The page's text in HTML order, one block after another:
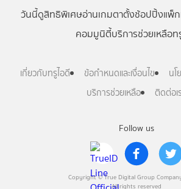
Follow us
Copyright © True Digital Group
All rights reserved
วันนี้ดูสิทธิพิเศษอ่านเกมตาตั้งช้อปปิ้งแพ็
คอมมูนิตี้บริการช่วยเหลือท
เกี่ยวกับทรูไอดี ข้อกำหนดและเงื่อนไข
นโ
บริการช่วยเหลือ
ติดต่อเ